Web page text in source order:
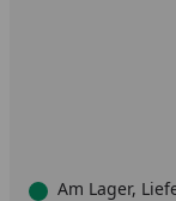
Am Lager,